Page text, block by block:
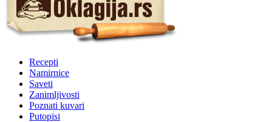
Recepti
Namirnice
Saveti
Zanimljivosti
Poznati kuvari
Putopisi